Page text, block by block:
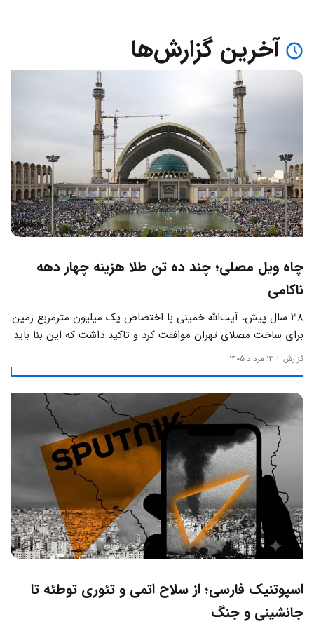
آخرین گزارش‌ها
چاه ویل مصلی؛ چند ده تن طلا هزینه چهار دهه
ناکامی
۳۸ سال پیش، آیت‌الله خمینی با اختصاص یک میلیون مترمربع زمین
برای ساخت مصلای تهران موافقت کرد و تاکید داشت که این بنا باید
به دور از زرق‌وبرق و یادآور سادگی مساجد صدر اسلام باشد.
گزارش ۱۴ مرداد ۱۴۰۵
اسپوتنیک فارسی؛ از سلاح اتمی و تئوری توطئه تا
جانشینی و جنگ